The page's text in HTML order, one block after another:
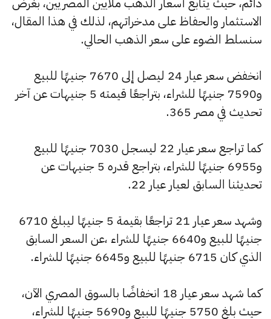
الاستثمار والحفاظ على مدخراتهم، لذلك في هذا المقال،
سنسلط الضوء على سعر الذهب الحالي.
انخفض سعر عيار 24 ليصل إلى 7670 جنيهًا للبيع
و7590 جنيهًا للشراء، بتراجعًا قيمته 5 جنيهات عن آخر
تحديث في مصر 365.
كما تراجع سعر عيار 22 ليسجل 7030 جنيهًا للبيع
و6955 جنيهًا للشراء، بتراجع قدره 5 جنيهات عن
تحديثنا السابق لعيار عيار 22.
وشهد سعر عيار 21 تراجعًا بقيمة 5 جنيهًا ليبلغ 6710
جنيهًا للبيع و6640 جنيهًا للشراء ،عن السعر السابق
الذي كان 6715 جنيهًا للبيع و6645 جنيهًا للشراء.
كما شهد سعر عيار 18 انخفاضًا بالسوق المصري الآن،
حيث بلغ 5750 جنيهًا للبيع و5690 جنيهًا للشراء،